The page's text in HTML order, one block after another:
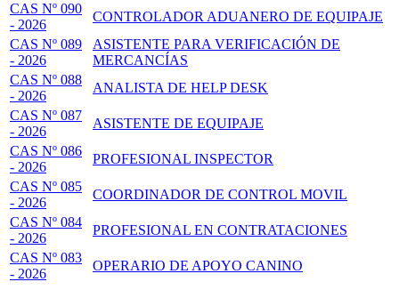
CAS Nº 090
- 2026
CONTROLADOR ADUANERO DE EQUIPAJE
CAS Nº 089
- 2026
ASISTENTE PARA VERIFICACIÓN DE
MERCANCÍAS
CAS Nº 088
- 2026
ANALISTA DE HELP DESK
CAS Nº 087
- 2026
ASISTENTE DE EQUIPAJE
CAS Nº 086
- 2026
PROFESIONAL INSPECTOR
CAS Nº 085
- 2026
COORDINADOR DE CONTROL MOVIL
CAS Nº 084
- 2026
PROFESIONAL EN CONTRATACIONES
CAS Nº 083
- 2026
OPERARIO DE APOYO CANINO